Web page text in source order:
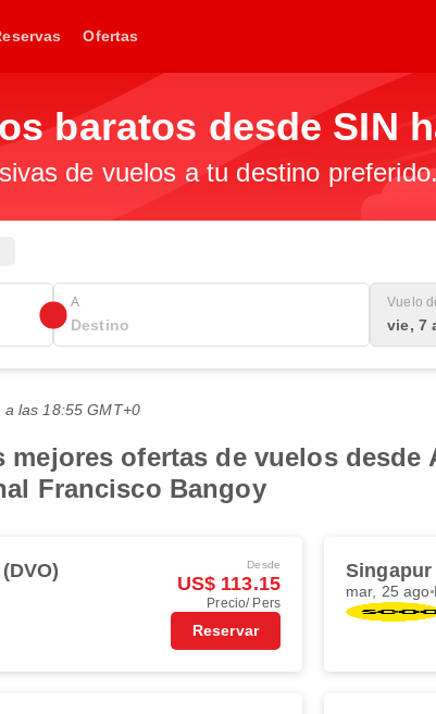
Ofertas
baratos desde SIN
de vuelos a tu destino
A Vuelo
vie, 7
las 18:55 GMT+0
mejores ofertas de vuelos
Francisco Bangoy
Desde
US$ 113.15
Precio/ Pers
Reservar
Singapur
mar, 25 ago